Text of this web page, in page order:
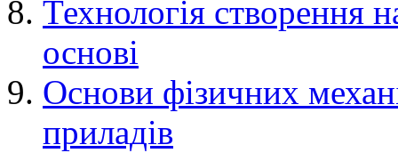
Технологія створення
основі
Основи фізичних
приладів